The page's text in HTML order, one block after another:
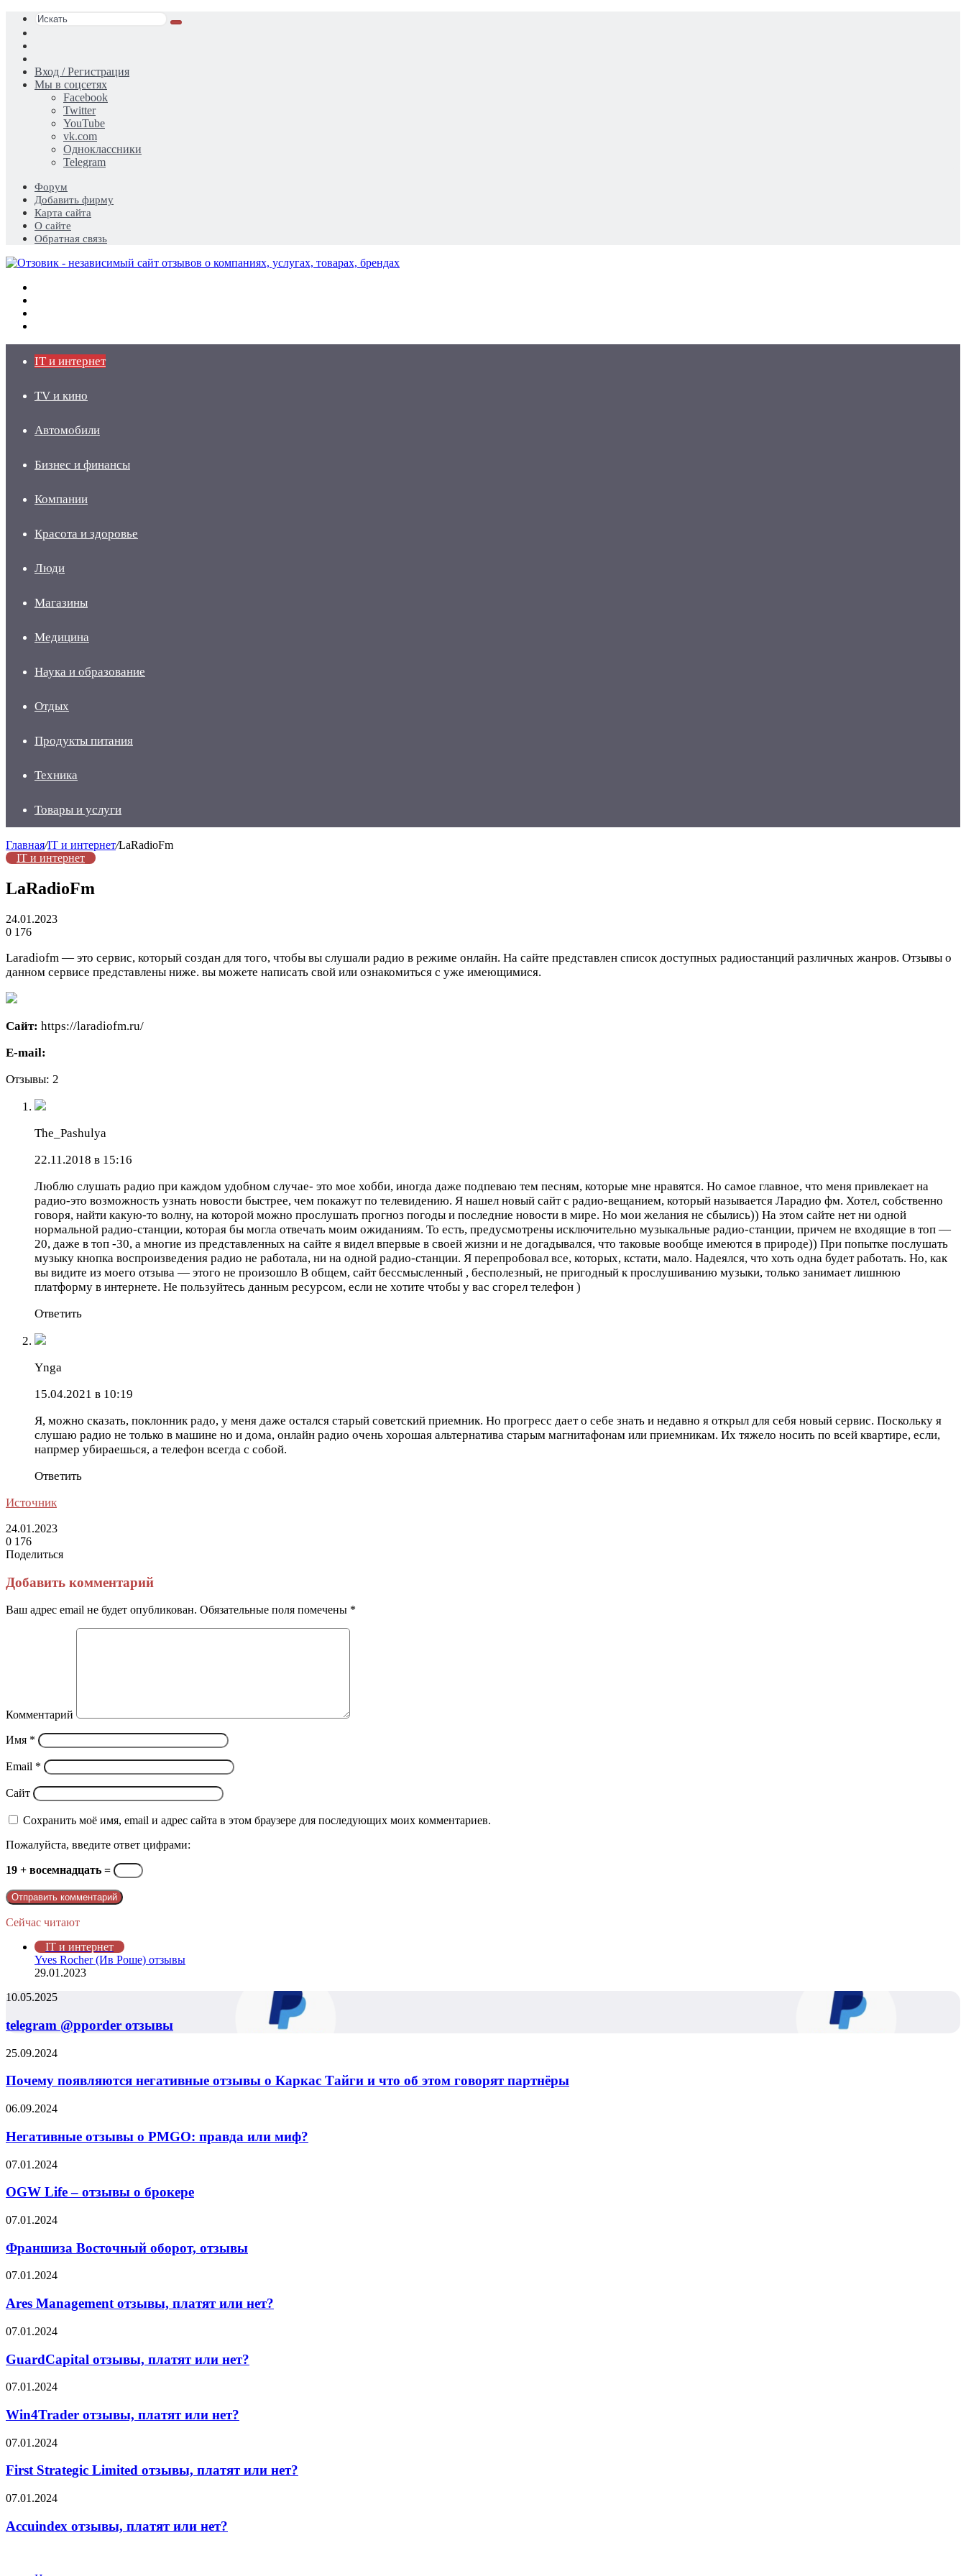
Искать
статья
Вход / Регистрация
Мы в соцсетях
Facebook
Twitter
YouTube
vk.com
Одноклассники
Telegram
Форум
Добавить фирму
Карта сайта
О сайте
Обратная связь
IT и интернет
TV и кино
Автомобили
Бизнес и финансы
Компании
Красота и здоровье
Люди
Магазины
Медицина
Наука и образование
Отдых
Продукты питания
Техника
Товары и услуги
Главная/IT и интернет/LaRadioFm
IT и интернет
LaRadioFm
24.01.2023
0 176
Laradiofm — это сервис, который создан для того, чтобы вы слушали радио в режиме онлайн. На сайте представлен список доступных радиостанций различных жанров. Отзывы о
данном сервисе представлены ниже. вы можете написать свой или ознакомиться с уже имеющимися.
Cайт: https://laradiofm.ru/
E-mail:
Отзывы: 2
The_Pashulya
22.11.2018 в 15:16
Люблю слушать радио при каждом удобном случае- это мое хобби, иногда даже подпеваю тем песням, которые мне нравятся. Но самое главное, что меня привлекает на
радио-это возможность узнать новости быстрее, чем покажут по телевидению. Я нашел новый сайт с радио-вещанием, который называется Ларадио фм. Хотел, собственно
говоря, найти какую-то волну, на которой можно прослушать прогноз погоды и последние новости в мире. Но мои желания не сбылись)) На этом сайте нет ни одной
нормальной радио-станции, которая бы могла отвечать моим ожиданиям. То есть, предусмотрены исключительно музыкальные радио-станции, причем не входящие в топ —
20, даже в топ -30, а многие из представленных на сайте я видел впервые в своей жизни и не догадывался, что таковые вообще имеются в природе)) При попытке послушать
музыку кнопка воспроизведения радио не работала, ни на одной радио-станции. Я перепробовал все, которых, кстати, мало. Надеялся, что хоть одна будет работать. Но, как
вы видите из моего отзыва — этого не произошло В общем, сайт бессмысленный , бесполезный, не пригодный к прослушиванию музыки, только занимает лишнюю
платформу в интернете. Не пользуйтесь данным ресурсом, если не хотите чтобы у вас сгорел телефон )
Ответить
Ynga
15.04.2021 в 10:19
Я, можно сказать, поклонник радо, у меня даже остался старый советский приемник. Но прогресс дает о себе знать и недавно я открыл для себя новый сервис. Поскольку я
слушаю радио не только в машине но и дома, онлайн радио очень хорошая альтернатива старым магнитафонам или приемникам. Их тяжело носить по всей квартире, если,
напрмер убираешься, а телефон всегда с собой.
Ответить
Источник
24.01.2023
0 176
Поделиться
через
электронную
почту
Добавить комментарий
Ваш адрес email не будет опубликован. Обязательные поля помечены *
Комментарий
Имя *
Email *
Сайт
Сохранить моё имя, email и адрес сайта в этом браузере для последующих моих комментариев.
Пожалуйста, введите ответ цифрами:
19 + восемнадцать =
Сейчас читают
IT и интернет
Yves Rocher (Ив Роше) отзывы
29.01.2023
telegram
отзывы
10.05.2025
telegram @pporder отзывы
Почему
негативные
о
Тайги
и
об
говорят
25.09.2024
Почему появляются негативные отзывы о Каркас Тайги и что об этом говорят партнёры
Негативные
о
PMGO:
правда
или
миф?
06.09.2024
Негативные отзывы о PMGO: правда или миф?
OGW
–
о
07.01.2024
OGW Life – отзывы о брокере
Франшиза
оборот,
отзывы
07.01.2024
Франшиза Восточный оборот, отзывы
Ares
отзывы,
платят
или
нет?
07.01.2024
Ares Management отзывы, платят или нет?
GuardCapital
платят
или
нет?
07.01.2024
GuardCapital отзывы, платят или нет?
Win4Trader
платят
или
нет?
07.01.2024
Win4Trader отзывы, платят или нет?
First
Limited
платят
нет?
07.01.2024
First Strategic Limited отзывы, платят или нет?
Accuindex
платят
или
07.01.2024
Accuindex отзывы, платят или нет?